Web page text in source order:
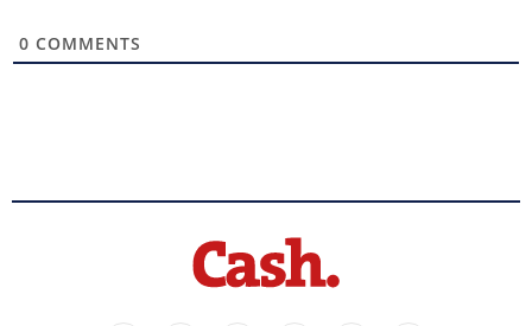
0 COMMENTS